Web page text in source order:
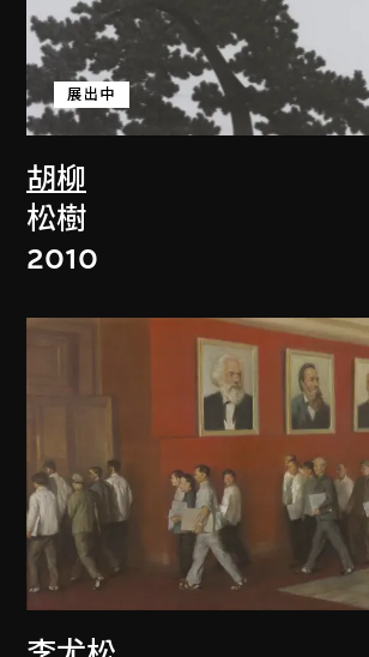
胡柳
展出中
松樹
2010